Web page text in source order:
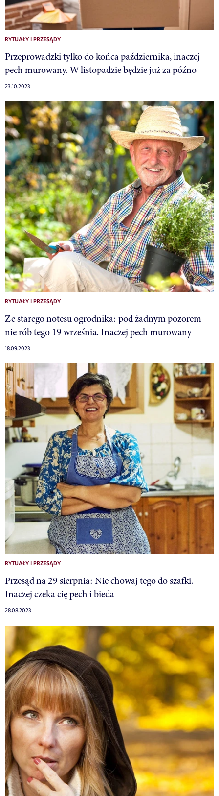
RYTUAŁY I PRZESĄDY
Przeprowadzki tylko do końca października, inaczej
pech murowany. W listopadzie będzie już za późno
23.10.2023
RYTUAŁY I PRZESĄDY
Ze starego notesu ogrodnika: pod żadnym pozorem
nie rób tego 19 września. Inaczej pech murowany
18.09.2023
RYTUAŁY I PRZESĄDY
Przesąd na 29 sierpnia: Nie chowaj tego do szafki.
Inaczej czeka cię pech i bieda
28.08.2023